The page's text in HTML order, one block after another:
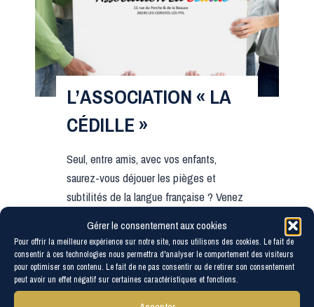
Gérer le consentement aux cookies
Pour offrir la meilleure expérience sur notre site, nous utilisons des cookies. Le fait de
consentir à ces technologies nous permettra d'analyser le comportement des visiteurs
pour optimiser son contenu. Le fait de ne pas consentir ou de retirer son consentement
peut avoir un effet négatif sur certaines caractéristiques et fonctions.
C
O
N
N
O
R
E
É
G
L’ASSOCIATION « LA
CÉDILLE »
Seul, entre amis, avec vos enfants,
saurez-vous déjouer les pièges et
subtilités de la langue française ? Venez
voyage se fait au fil de la plume.
L’association La Cédille fédère autour
d’une bibliothèque associative, créée en
2010, et autour d’autres activités dont